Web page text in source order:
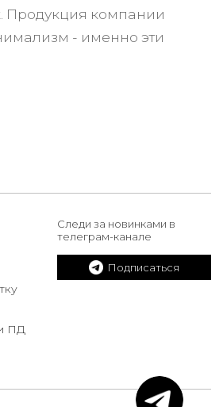
Продукция компании
- именно эти
ПД
Следи за новинками в
телеграм-канале
Подписаться